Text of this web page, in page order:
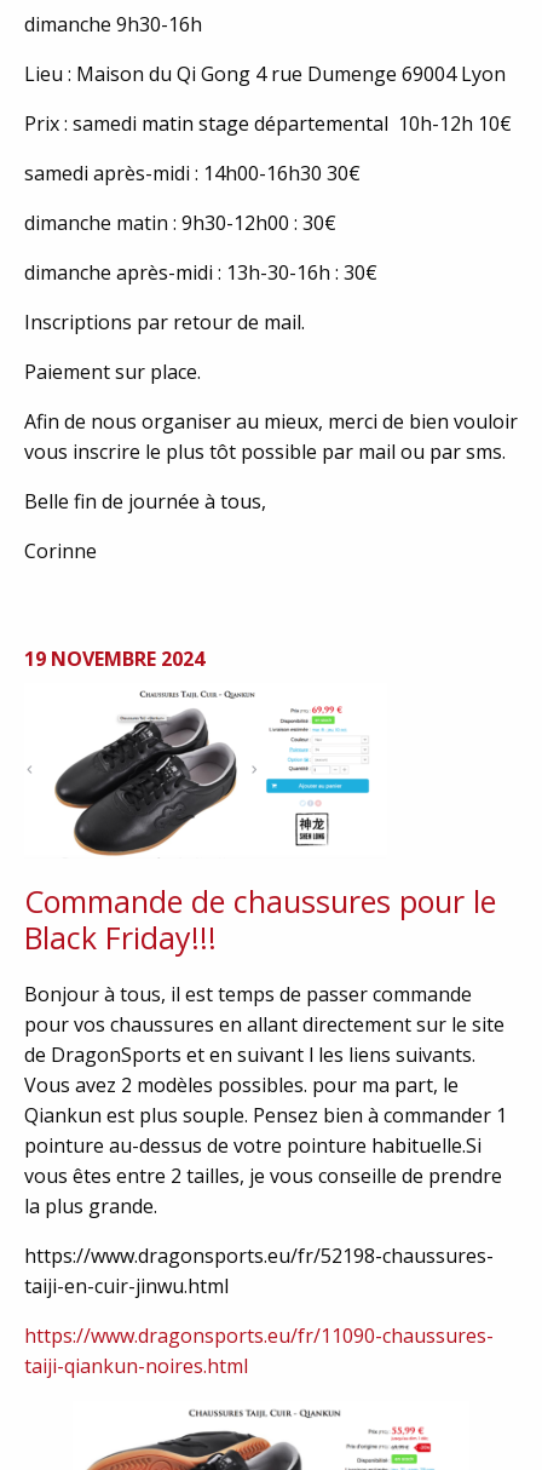
dimanche 9h30-16h
Lieu : Maison du Qi Gong 4 rue Dumenge 69004 Lyon
Prix : samedi matin stage départemental 10h-12h 10€
samedi après-midi : 14h00-16h30 30€
dimanche matin : 9h30-12h00 : 30€
dimanche après-midi : 13h-30-16h : 30€
Inscriptions par retour de mail.
Paiement sur place.
Afin de nous organiser au mieux, merci de bien vouloir
vous inscrire le plus tôt possible par mail ou par sms.
Belle fin de journée à tous,
Corinne
19 NOVEMBRE 2024
Commande de chaussures pour le
Black Friday!!!
Bonjour à tous, il est temps de passer commande
pour vos chaussures en allant directement sur le site
de DragonSports et en suivant l les liens suivants.
Vous avez 2 modèles possibles. pour ma part, le
Qiankun est plus souple. Pensez bien à commander 1
pointure au-dessus de votre pointure habituelle.Si
vous êtes entre 2 tailles, je vous conseille de prendre
la plus grande.
https://www.dragonsports.eu/fr/52198-chaussures-
taiji-en-cuir-jinwu.html
https://www.dragonsports.eu/fr/11090-chaussures-
taiji-qiankun-noires.html